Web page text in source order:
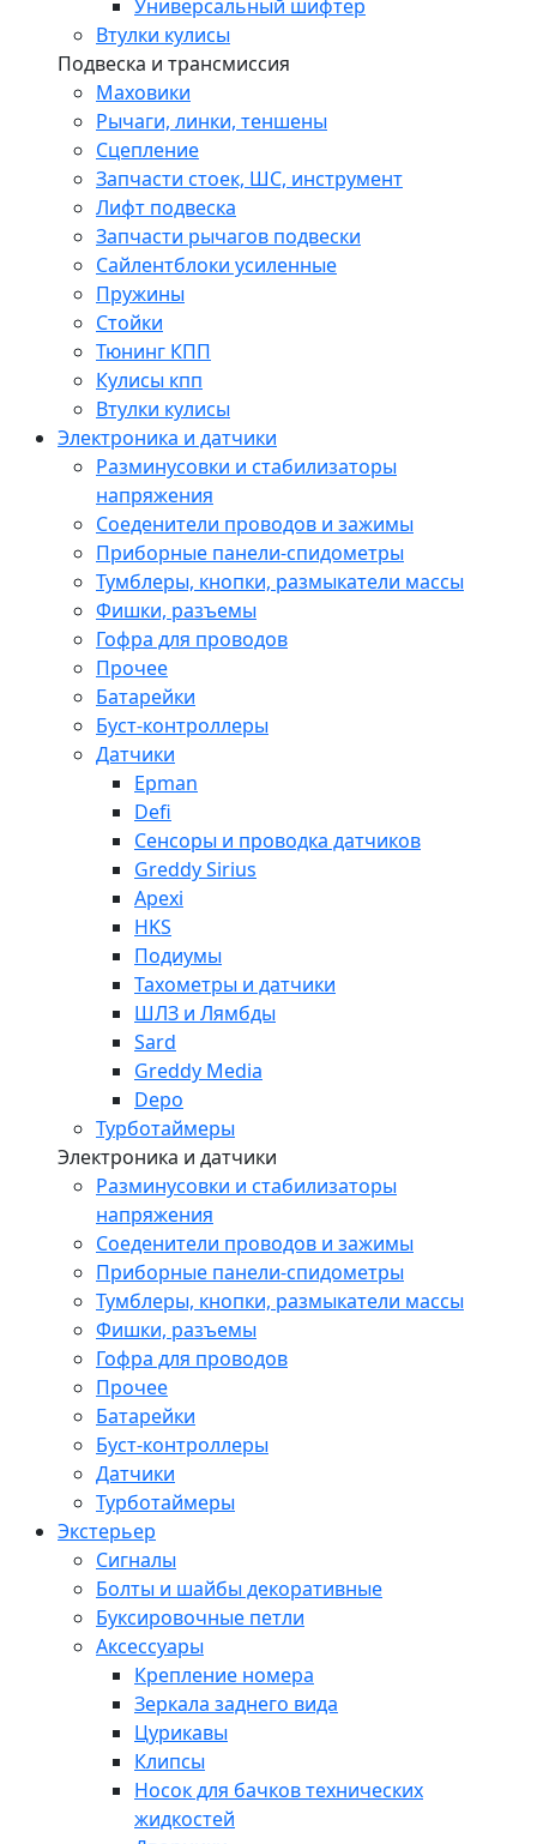
Универсальный шифтер
Втулки кулисы
Подвеска и трансмиссия
Маховики
Рычаги, линки, теншены
Сцепление
Запчасти стоек, ШС, инструмент
Лифт подвеска
Запчасти рычагов подвески
Сайлентблоки усиленные
Пружины
Стойки
Тюнинг КПП
Кулисы кпп
Втулки кулисы
Электроника и датчики
Разминусовки и стабилизаторы
напряжения
Соеденители проводов и зажимы
Приборные панели-спидометры
Тумблеры, кнопки, размыкатели массы
Фишки, разъемы
Гофра для проводов
Прочее
Батарейки
Буст-контроллеры
Датчики
Epman
Defi
Сенсоры и проводка датчиков
Greddy Sirius
Apexi
HKS
Подиумы
Тахометры и датчики
ШЛЗ и Лямбды
Sard
Greddy Media
Depo
Турботаймеры
Электроника и датчики
Разминусовки и стабилизаторы
напряжения
Соеденители проводов и зажимы
Приборные панели-спидометры
Тумблеры, кнопки, размыкатели массы
Фишки, разъемы
Гофра для проводов
Прочее
Батарейки
Буст-контроллеры
Датчики
Турботаймеры
Экстерьер
Сигналы
Болты и шайбы декоративные
Буксировочные петли
Аксессуары
Крепление номера
Зеркала заднего вида
Цурикавы
Клипсы
Носок для бачков технических
жидкостей